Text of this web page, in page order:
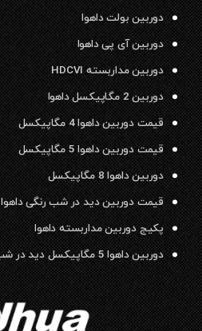
دوربین بولت داهوا
دوربین آی پی داهوا
دوربین مداربسته HDCVI
دوربین 2 مگاپیکسل داهوا
قیمت دوربین داهوا 4 مگاپیکسل
قیمت دوربین داهوا 5 مگاپیکسل
دوربین داهوا 8 مگاپیکسل
قیمت دوربین دید در شب رنگی داهوا
پکیج دوربین مداربسته داهوا
دوربین داهوا 5 مگاپیکسل دید در شب رنگی